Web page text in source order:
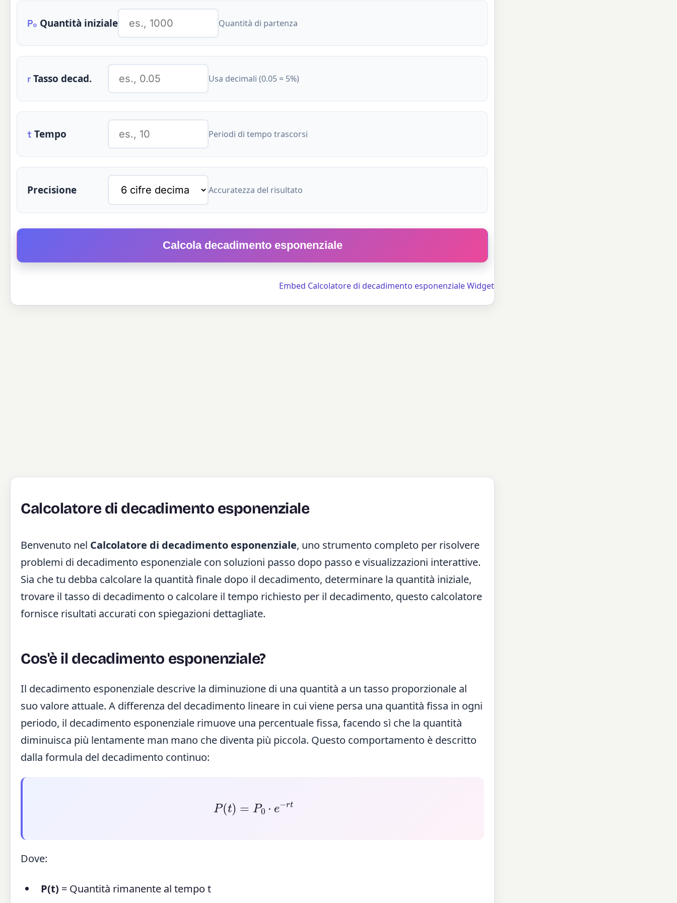
P₀ Quantità iniziale Quantità di partenza
r Tasso decad. Usa decimali (0.05 = 5%)
t Tempo Periodi di tempo trascorsi
Precisione Accuratezza del risultato
Calcola decadimento esponenziale
Embed Calcolatore di decadimento esponenziale Widget
Calcolatore di decadimento esponenziale
Benvenuto nel Calcolatore di decadimento esponenziale, uno strumento completo per risolvere
problemi di decadimento esponenziale con soluzioni passo dopo passo e visualizzazioni interattive.
Sia che tu debba calcolare la quantità finale dopo il decadimento, determinare la quantità iniziale,
trovare il tasso di decadimento o calcolare il tempo richiesto per il decadimento, questo calcolatore
fornisce risultati accurati con spiegazioni dettagliate.
Cos'è il decadimento esponenziale?
Il decadimento esponenziale descrive la diminuzione di una quantità a un tasso proporzionale al
suo valore attuale. A differenza del decadimento lineare in cui viene persa una quantità fissa in ogni
periodo, il decadimento esponenziale rimuove una percentuale fissa, facendo sì che la quantità
diminuisca più lentamente man mano che diventa più piccola. Questo comportamento è descritto
dalla formula del decadimento continuo:
P(t) 0⋅ rt
Dove:
P(t) = Quantità rimanente al tempo t